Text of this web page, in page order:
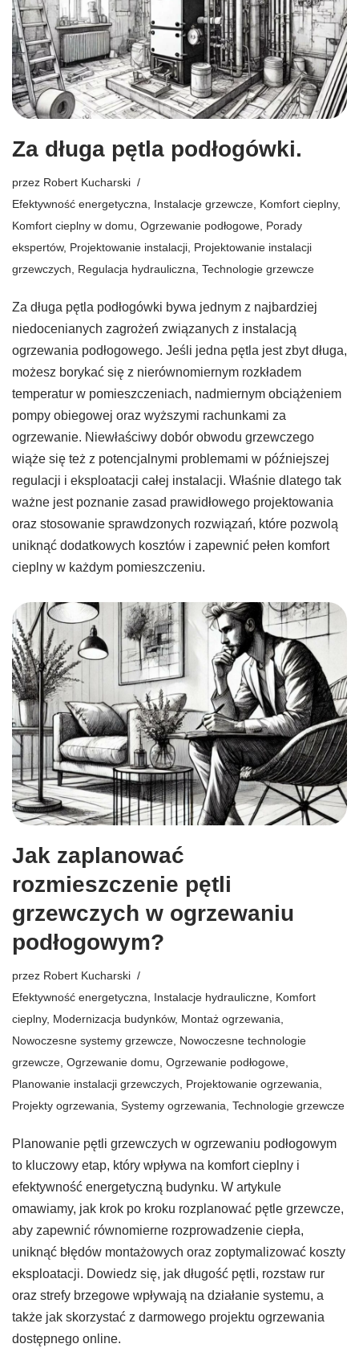
Za długa pętla podłogówki.
przez Robert Kucharski
Efektywność energetyczna
Instalacje grzewcze Komfort cieplny,
Komfort cieplny w domu Ogrzewanie podłogowe Porady
ekspertów, Projektowanie instalacji Projektowanie instalacji
grzewczych
Regulacja hydrauliczna Technologie grzewcze
Za długa pętla podłogówki bywa jednym z najbardziej
niedocenianych zagrożeń związanych z instalacją
ogrzewania podłogowego. Jeśli jedna pętla jest zbyt długa,
możesz borykać się z nierównomiernym rozkładem
temperatur w pomieszczeniach, nadmiernym obciążeniem
pompy obiegowej oraz wyższymi rachunkami za
ogrzewanie. Niewłaściwy dobór obwodu grzewczego
wiąże się też z potencjalnymi problemami w późniejszej
regulacji i eksploatacji całej instalacji. Właśnie dlatego tak
ważne jest poznanie zasad prawidłowego projektowania
oraz stosowanie sprawdzonych rozwiązań, które pozwolą
uniknąć dodatkowych kosztów i zapewnić pełen komfort
cieplny w każdym pomieszczeniu.
Jak zaplanować
rozmieszczenie pętli
grzewczych w ogrzewaniu
podłogowym?
przez Robert Kucharski
Efektywność energetyczna, Instalacje hydrauliczne, Komfort
cieplny, Modernizacja budynków, Montaż ogrzewania,
Nowoczesne systemy grzewcze, Nowoczesne technologie
grzewcze, Ogrzewanie domu, Ogrzewanie podłogowe,
Planowanie instalacji grzewczych, Projektowanie ogrzewania,
Projekty ogrzewania, Systemy ogrzewania, Technologie grzewcze
Planowanie pętli grzewczych w ogrzewaniu podłogowym
to kluczowy etap, który wpływa na komfort cieplny i
efektywność energetyczną budynku. W artykule
omawiamy, jak krok po kroku rozplanować pętle grzewcze,
aby zapewnić równomierne rozprowadzenie ciepła,
uniknąć błędów montażowych oraz zoptymalizować koszty
eksploatacji. Dowiedz się, jak długość pętli, rozstaw rur
oraz strefy brzegowe wpływają na działanie systemu, a
także jak skorzystać z darmowego projektu ogrzewania
dostępnego online.